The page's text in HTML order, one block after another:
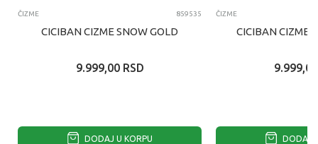
ČIZME 859535
CICIBAN CIZME SNOW GOLD
9.999,00 RSD
DODAJ U KORPU
ČIZME
CICIBAN CIZME
9.999,00
DODAJ